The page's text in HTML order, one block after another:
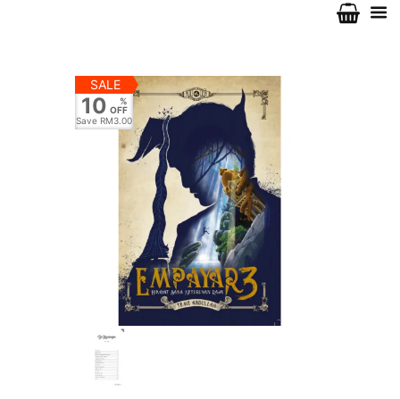
SALE
10
%
OFF
Save RM3.00